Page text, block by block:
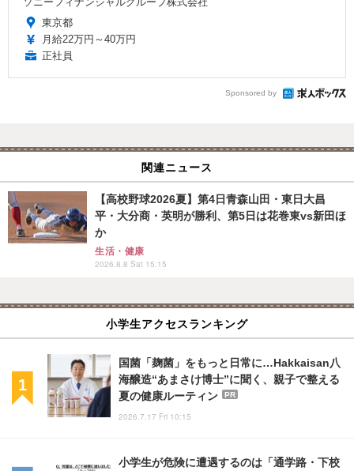
東京都
月給22万円～40万円
正社員
Sponsored by
関連ニュース
【高校野球2026夏】第4日青森山田・東日大昌
平・大分商・英明が勝利、第5日は花巻東vs新田ほ
か
生活・健康
2026.8.8 Sat 15:15
小学生アクセスランキング
国菌「麹菌」をもっと日常に…Hakkaisan八
海醸造“あまさけ博士”に聞く、親子で整える
夏の健康ルーティン
PR
2026.7.17 Fri 10:15
小学生が危険に遭遇するのは「通学路・下校